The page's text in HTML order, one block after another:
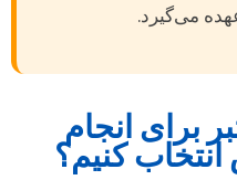
می‌گیرد.
برای انجام
انتخاب کنیم؟